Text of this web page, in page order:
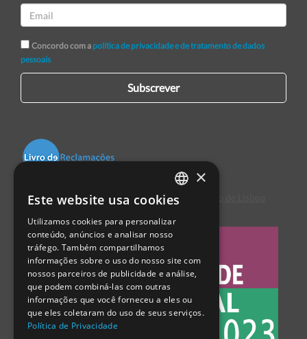
Concordo com a política de privacidade e de tratamento de dados
pessoais
Subscrever
Centro de Arbitragem de Conflitos de Consumo de Lisboa
PORTUGUESE
ENGLISH
SPANISH
×
Este website usa cookies
Utilizamos cookies para personalizar
conteúdo, anúncios e analisar nosso
tráfego. Também compartilhamos
informações sobre o uso do nosso site com
nossos parceiros de publicidade e análise,
que podem combiná-las com outras
informações que você forneceu a eles ou
que eles coletaram do uso de seus serviços.
Política de Privacidade